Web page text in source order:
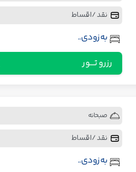
نقد / اقساط
به زودی..
رزرو تـــور
صبحانه
نقد / اقساط
به زودی..